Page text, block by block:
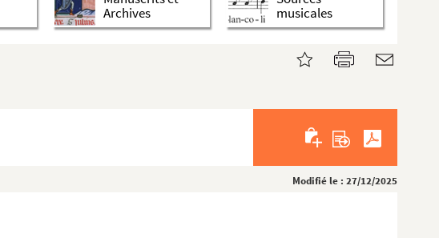
Archives
musicales
Modifié le : 27/12/2025